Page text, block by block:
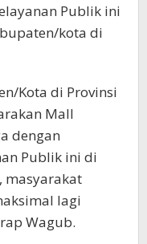
Publik ini
kota di
Kota di Provinsi
Mall
dengan
Publik ini di
masyarakat
lagi
Wagub.